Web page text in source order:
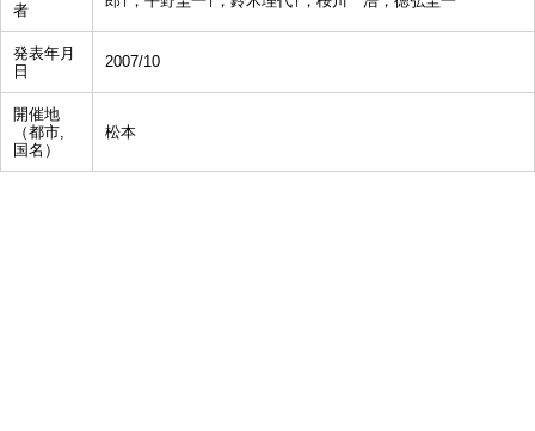
者
発表年月
日
2007/10
開催地
（都市,
国名）
松本